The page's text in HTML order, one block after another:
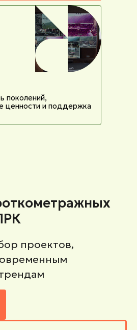
поколений,
ценности и поддержка
проектов,